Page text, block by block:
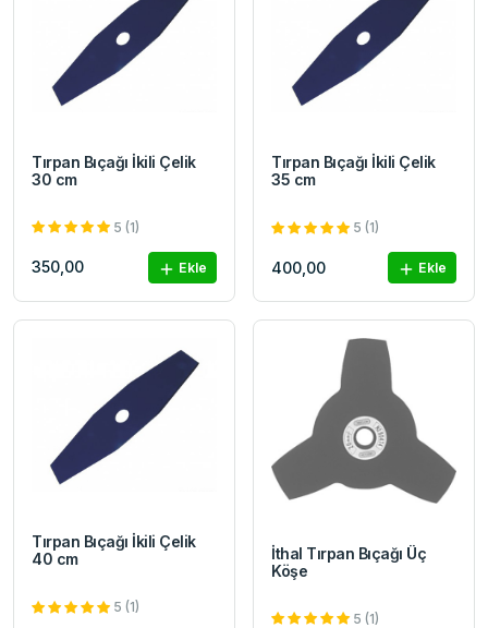
Tırpan Bıçağı İkili Çelik
30 cm
5 (1)
350,00 Ekle
Tırpan Bıçağı İkili Çelik
35 cm
5 (1)
400,00 Ekle
Tırpan Bıçağı İkili Çelik
40 cm
5 (1)
İthal Tırpan Bıçağı Üç
Köşe
5 (1)